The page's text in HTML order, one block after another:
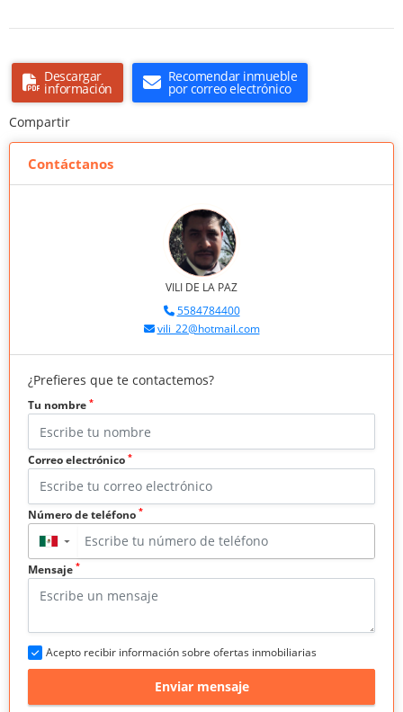
Descargar
información
Recomendar inmueble
por correo electrónico
Compartir
Contáctanos
VILI DE LA PAZ
5584784400
vili_22@hotmail.com
¿Prefieres que te contactemos?
Tu nombre *
Correo electrónico *
Número de teléfono *
▼
Mensaje *
Acepto recibir información sobre ofertas inmobiliarias
Enviar mensaje